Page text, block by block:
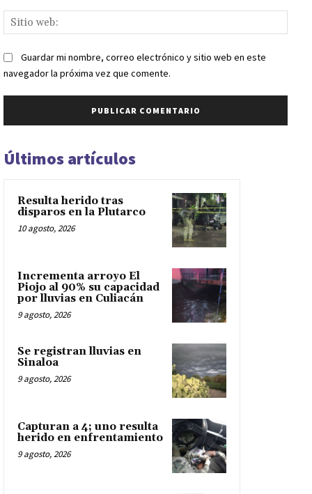
web:
Guardar mi nombre, correo electrónico y sitio web en este
navegador la próxima vez que comente.
Últimos artículos
Resulta herido tras
disparos en la Plutarco
10 agosto, 2026
Incrementa arroyo El
Piojo al 90% su capacidad
por lluvias en Culiacán
9 agosto, 2026
Se registran lluvias en
Sinaloa
9 agosto, 2026
Capturan a 4; uno resulta
herido en enfrentamiento
9 agosto, 2026